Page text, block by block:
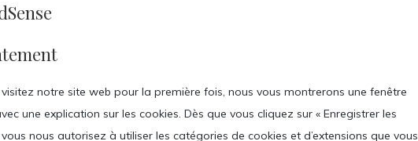
notre site web pour la première fois, nous vous montrerons une fenêtre
une explication sur les cookies. Dès que vous cliquez sur « Enregistrer les
nous autorisez à utiliser les catégories de cookies et d’extensions que vous